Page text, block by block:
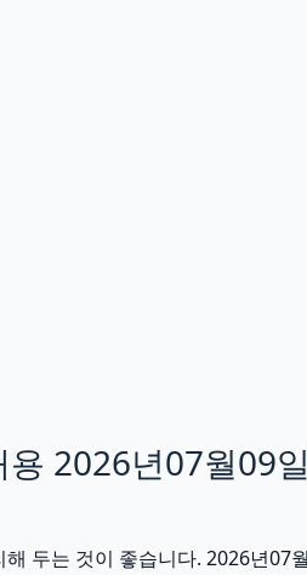
2026년07월09
두는 것이 좋습니다. 2026년